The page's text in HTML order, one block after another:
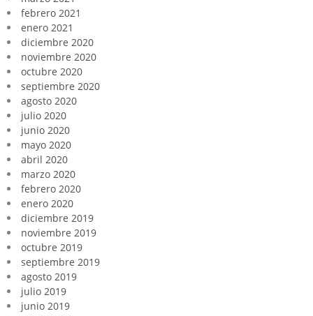
febrero 2021
enero 2021
diciembre 2020
noviembre 2020
octubre 2020
septiembre 2020
agosto 2020
julio 2020
junio 2020
mayo 2020
abril 2020
marzo 2020
febrero 2020
enero 2020
diciembre 2019
noviembre 2019
octubre 2019
septiembre 2019
agosto 2019
julio 2019
junio 2019